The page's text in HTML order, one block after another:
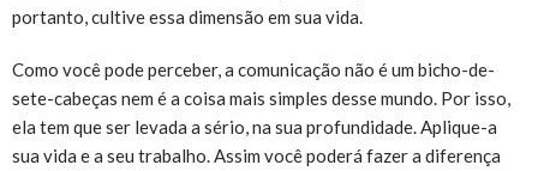
portanto, cultive essa dimensão em sua vida.
Como você pode perceber, a comunicação não é um bicho-de-
sete-cabeças nem é a coisa mais simples desse mundo. Por isso,
ela tem que ser levada a sério, na sua profundidade. Aplique-a
sua vida e a seu trabalho. Assim você poderá fazer a diferença